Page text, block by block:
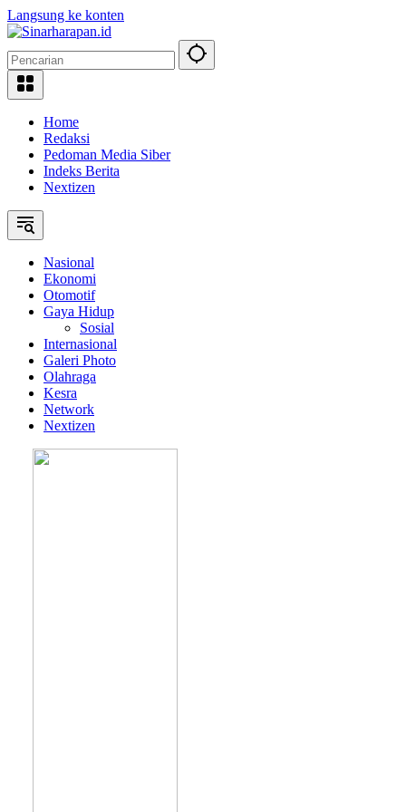
Langsung ke konten
Home
Redaksi
Pedoman Media Siber
Indeks Berita
Nextizen
Nasional
Ekonomi
Otomotif
Gaya Hidup
Sosial
Internasional
Galeri Photo
Olahraga
Kesra
Network
Nextizen